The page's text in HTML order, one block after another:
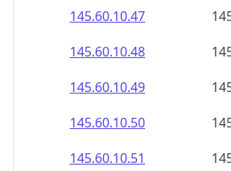
145.60.10.47
145.60.10.48
145.60.10.49
145.60.10.50
145.60.10.51